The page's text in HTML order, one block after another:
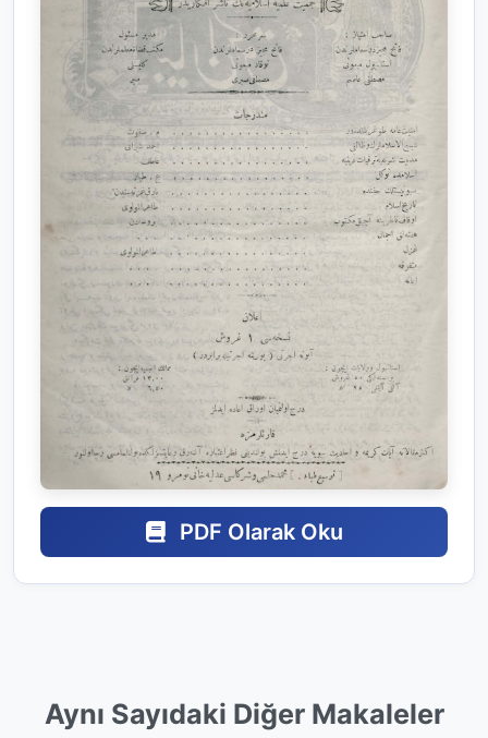
PDF Olarak Oku
Aynı Sayıdaki Diğer Makaleler